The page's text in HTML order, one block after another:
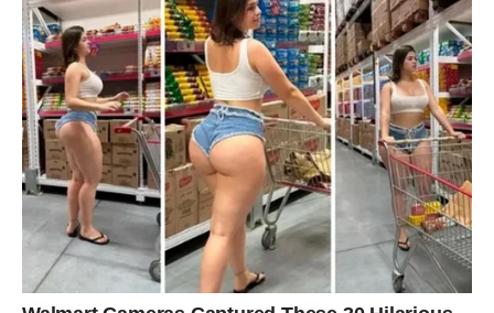
priželjkivali. Mnogi pripadnici ovog znaka mogli bi
ostvariti cilj za koji su vjerovali da će morati još dugo
čekati.
Pred vama je period koji može obilježiti cijelo ljeto.
Kraj juna donosi snažne promjene, važne odluke i prilike
koje se ne pojavljuju često. Mnogi znakovi ulaze u fazu
napretka, dok pojedini konačno dobijaju potvrdu da su bili
na pravom putu.